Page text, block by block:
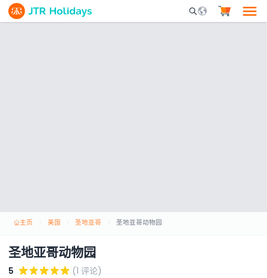
Mobile Search
主页 美国 圣地亚哥 圣地亚哥动物园
圣地亚哥动物园
5
(1 评论)